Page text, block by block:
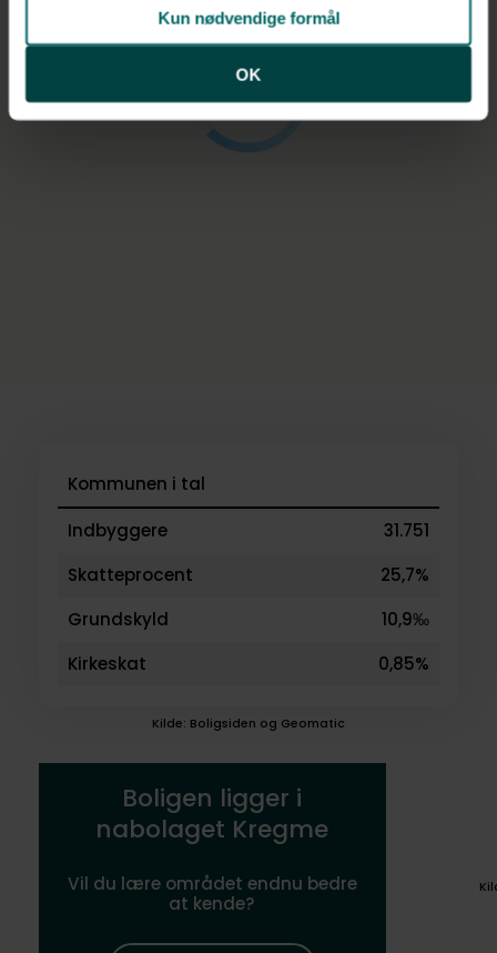
Kun nødvendige formål
OK
Kommunen i tal
Indbyggere
31.751
Skatteprocent
25,7%
Grundskyld
10,9‰
Kirkeskat
0,85%
Kilde: Boligsiden og Geomatic
Boligen ligger i
nabolaget Kregme
Vil du lære området endnu bedre
at kende?